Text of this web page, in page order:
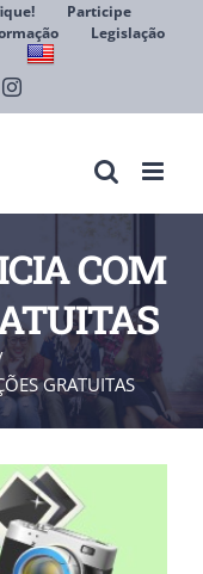
Participe
Legislação
Instagram
COM
GRATUITAS